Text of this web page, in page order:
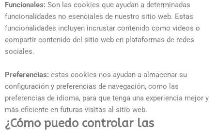
Funcionales: Son las cookies que ayudan a determinadas
funcionalidades no esenciales de nuestro sitio web. Estas
funcionalidades incluyen incrustar contenido como videos o
compartir contenido del sitio web en plataformas de redes
sociales.
Preferencias: estas cookies nos ayudan a almacenar su
configuración y preferencias de navegación, como las
preferencias de idioma, para que tenga una experiencia mejor y
más eficiente en futuras visitas al sitio web.
¿Cómo puedo controlar las